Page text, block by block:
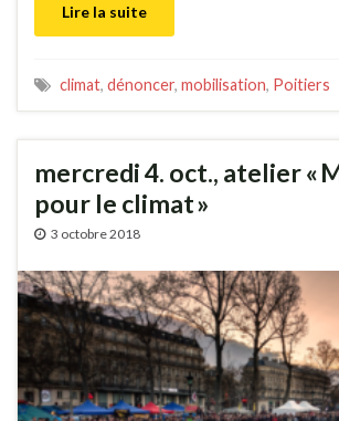
Lire la suite
climat, dénoncer, mobilisation, Poitiers
mercredi 4. oct., atelier «
pour le climat »
3 octobre 2018